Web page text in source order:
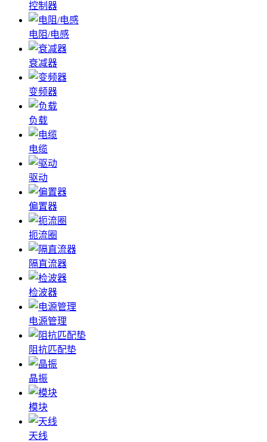
控制器
电阻/电感
衰减器
变频器
负载
电缆
驱动
偏置器
扼流圈
隔直流器
检波器
电源管理
阻抗匹配垫
晶振
模块
天线